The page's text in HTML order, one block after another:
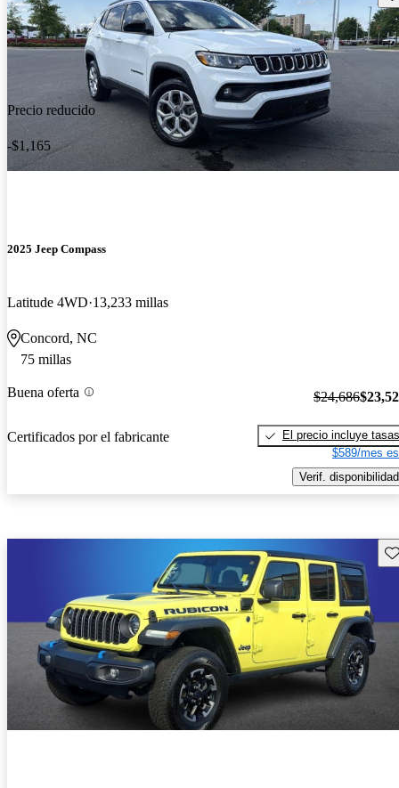
Precio reducido
-$1,165
2025 Jeep Compass
Latitude 4WD 13,233 millas
Concord, NC
75 millas
Buena oferta
Certificados por el fabricante
$24,686
El precio incluye tasas
$589/mes
Verif. disponibilidad